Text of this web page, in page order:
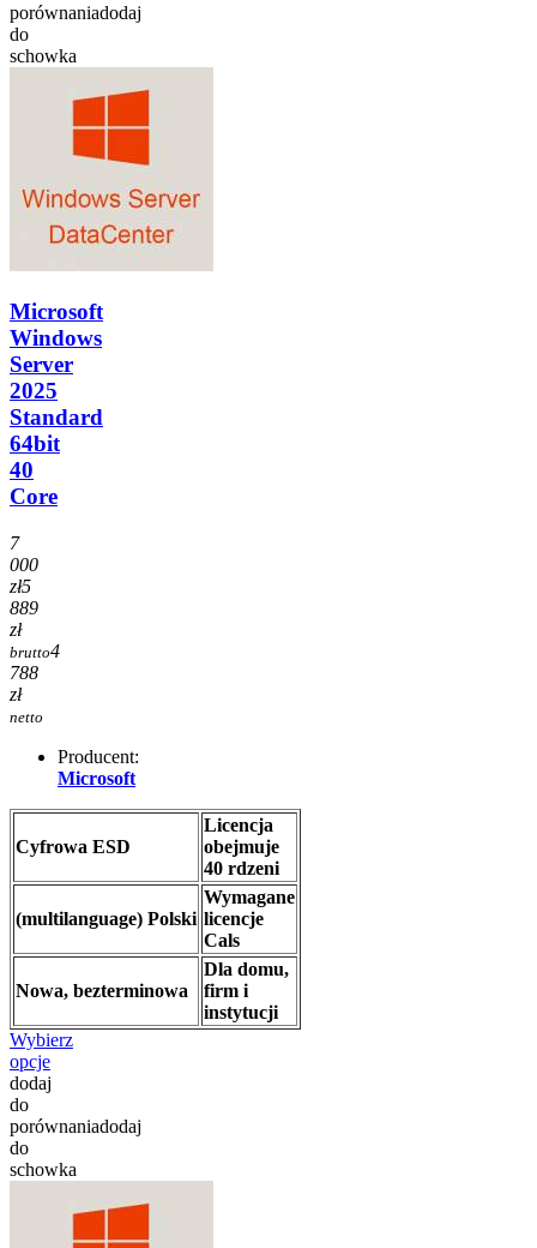
porównaniadodaj
do
schowka
Microsoft
Windows
Server
2025
Standard
64bit
40
Core
7
000
zł5
889
zł
brutto4
788
zł
netto
Producent:
Microsoft
Cyfrowa ESD
Licencja
obejmuje
40 rdzeni
(multilanguage) Polski
Wymagane
licencje
Cals
Nowa, bezterminowa
Dla domu,
firm i
instytucji
Wybierz
opcje
dodaj
do
porównaniadodaj
do
schowka